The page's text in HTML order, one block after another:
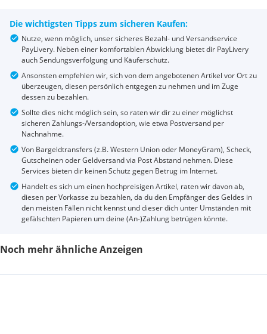
Die wichtigsten Tipps zum sicheren Kaufen:
Nutze, wenn möglich, unser sicheres Bezahl- und Versandservice
PayLivery. Neben einer komfortablen Abwicklung bietet dir PayLivery
auch Sendungsverfolgung und Käuferschutz.
Ansonsten empfehlen wir, sich von dem angebotenen Artikel vor Ort zu
überzeugen, diesen persönlich entgegen zu nehmen und im Zuge
dessen zu bezahlen.
Sollte dies nicht möglich sein, so raten wir dir zu einer möglichst
sicheren Zahlungs-/Versandoption, wie etwa Postversand per
Nachnahme.
Von Bargeldtransfers (z.B. Western Union oder MoneyGram), Scheck,
Gutscheinen oder Geldversand via Post Abstand nehmen. Diese
Services bieten dir keinen Schutz gegen Betrug im Internet.
Handelt es sich um einen hochpreisigen Artikel, raten wir davon ab,
diesen per Vorkasse zu bezahlen, da du den Empfänger des Geldes in
den meisten Fällen nicht kennst und dieser dich unter Umständen mit
gefälschten Papieren um deine (An-)Zahlung betrügen könnte.
Noch mehr ähnliche Anzeigen